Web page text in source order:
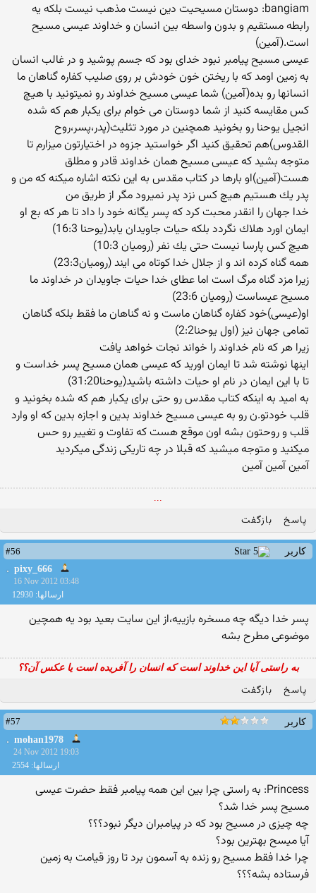
bangiam: دوستان مسیحیت دین نیست مذهب نیست بلكه یه
رابطه مستقیم و بدون واسطه بین انسان و خداوند عیسی مسیح
است.(آمین)
عیسی مسیح پیامبر نبود خدای بود كه جسم پوشید و در غالب انسان
به زمین اومد كه با ریختن خون خودش بر روی صلیب كفاره گناهان ما
انسانها رو بده(آمین) شما عیسی مسیح خداوند رو نمیتونید با هیچ
كس مقایسه كنید از شما دوستان می خوام برای یكبار هم كه شده
انجیل یوحنا رو بخونید همچنین در مورد تثلیث(پدر،پسر،روح
القدوس)هم تحقیق كنید اگر خواستید جزوه در اختیارتون میزارم تا
متوجه بشید كه عیسی مسیح همان خداوند قادر و مطلق
هست(آمین)او بارها در كتاب مقدس به این نكته اشاره میكنه كه من و
پدر یك هستیم هیچ كس نزد پدر نمیرود مگر از طریق من
خدا جهان را انقدر محبت كرد كه پسر یگانه خود را داد تا هر كه بع او
ایمان اورد هلاك نگردد بلكه حیات جاویدان یابد(یوحنا 16:3)
هیچ كس پارسا نیست حتی یك نفر (رومیان 10:3)
همه گناه كرده اند و از جلال خدا كوتاه می ایند (رومیان23:3)
زیرا مزد گناه مرگ است اما عطای خدا حیات جاویدان در خداوند ما
مسیح عیساست (رومیان 23:6)
او(عیسی)خود كفاره گناهان ماست و نه گناهان ما فقط بلكه گناهان
تمامی جهان نیز (اول یوحنا2:2)
زیرا هر كه نام خداوند را خواند نجات خواهد یافت
اینها نوشته شد تا ایمان اورید كه عیسی همان مسیح پسر خداست و
تا با این ایمان در نام او حیات داشته باشید(یوحنا31:20)
به امید به اینكه كتاب مقدس رو حتی برای یكبار هم كه شده بخونید و
قلب خودتو.ن رو به عیسی مسیح خداوند بدین و اجازه بدین كه او وارد
قلب و روحتون بشه اون موقع هست كه تفاوت و تغییر رو حس
میكنید و متوجه میشید كه قبلا در چه تاریكی زندگی میكردید
آمین آمین آمین
...
پاسخ بازگفت
کاربر
#56
pixy_666
16 Nov 2012 03:48
ارسالها: 12930
پسر خدا دیگه چه مسخره بازییه،از این سایت بعید بود یه همچین
موضوعی مطرح بشه
به راستی آیا این خداوند است که انسان را آفریده است یا عکس آن؟؟
پاسخ بازگفت
کاربر
#57
mohan1978
24 Nov 2012 19:03
ارسالها: 2554
Princess: به راستی چرا بین این همه پیامبر فقط حضرت عیسی
مسیح پسر خدا شد؟
چه چیزی در مسیح بود كه در پیامبران دیگر نبود؟؟؟
آیا میسح بهترین بود؟
چرا خدا فقط مسیح رو زنده به آسمون برد تا روز قیامت به زمین
فرستاده بشه؟؟؟